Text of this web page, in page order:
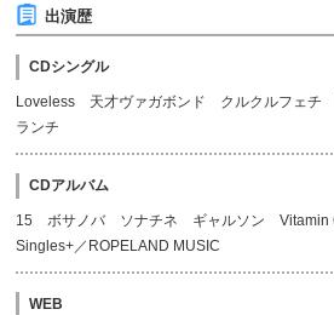
出演歴
CDシングル
Loveless 天才ヴァガボンド クルクルフェ
ランチ
CDアルバム
15 ボサノバ ソナチネ ギャルソン Vitamin
Singles+／ROPELAND MUSIC
WEB